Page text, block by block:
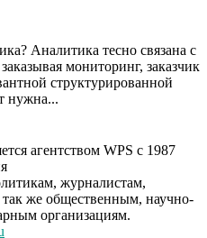
Аналитика тесно связана с
мониторинг, заказчик
структурированной
нужна...
агентством WPS с 1987
журналистам,
же общественным, научно-
организациям.